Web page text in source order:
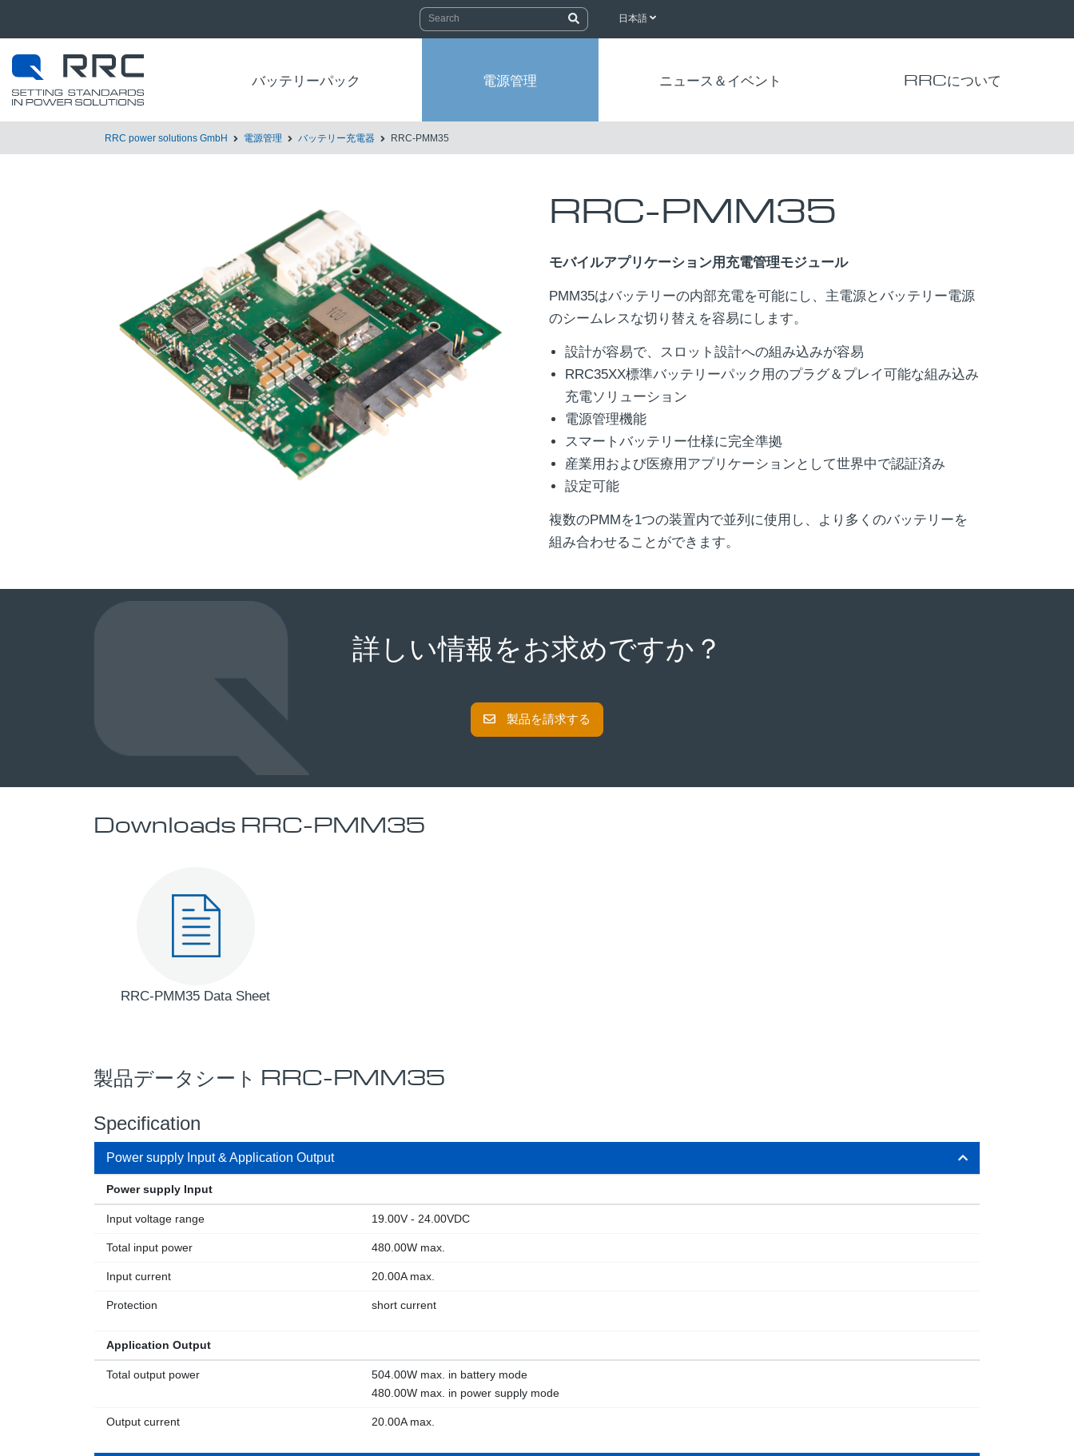
日本語
バッテリーパック 電源管理 ニュース＆イベント RRCについて
RRC power solutions GmbH 電源管理 バッテリー充電器 RRC-PMM35
RRC-PMM35
モバイルアプリケーション用充電管理モジュール
PMM35はバッテリーの内部充電を可能にし、主電源とバッテリー電源
のシームレスな切り替えを容易にします。
設計が容易で、スロット設計への組み込みが容易
RRC35XX標準バッテリーパック用のプラグ＆プレイ可能な組み込み
充電ソリューション
電源管理機能
スマートバッテリー仕様に完全準拠
産業用および医療用アプリケーションとして世界中で認証済み
設定可能
複数のPMMを1つの装置内で並列に使用し、より多くのバッテリーを
組み合わせることができます。
詳しい情報をお求めですか？
製品を請求する
Downloads RRC-PMM35
RRC-PMM35 Data Sheet
製品データシート RRC-PMM35
Specification
Power supply Input & Application Output
Power supply Input
Input voltage range 19.00V - 24.00VDC
Total input power 480.00W max.
Input current 20.00A max.
Protection short current
Application Output
Total output power
504.00W max. in battery mode
480.00W max. in power supply mode
Output current 20.00A max.